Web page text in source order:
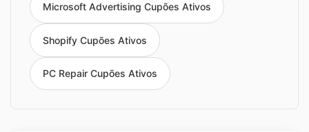
Microsoft Advertising Cupões Ativos
Shopify Cupões Ativos
PC Repair Cupões Ativos